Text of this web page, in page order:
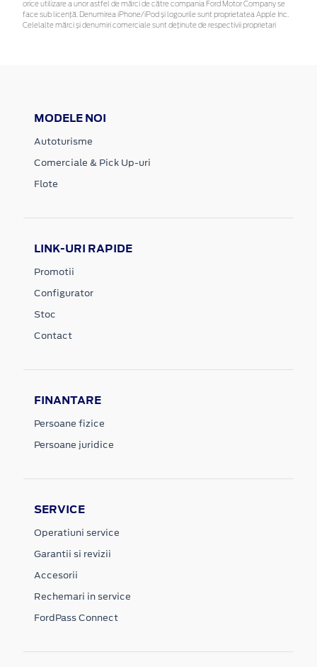
orice utilizare a unor astfel de mărci de către compania Ford Motor Company se
face sub licență. Denumirea iPhone/iPod și logourile sunt proprietatea Apple Inc.
Celelalte mărci și denumiri comerciale sunt deținute de respectivii proprietari
MODELE NOI
Autoturisme
Comerciale & Pick Up-uri
Flote
LINK-URI RAPIDE
Promotii
Configurator
Stoc
Contact
FINANTARE
Persoane fizice
Persoane juridice
SERVICE
Operatiuni service
Garantii si revizii
Accesorii
Rechemari in service
FordPass Connect